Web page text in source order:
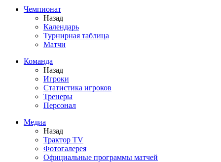
Чемпионат
Назад
Календарь
Турнирная таблица
Матчи
Команда
Назад
Игроки
Статистика игроков
Тренеры
Персонал
Медиа
Назад
Трактор TV
Фотогалерея
Официальные программы матчей